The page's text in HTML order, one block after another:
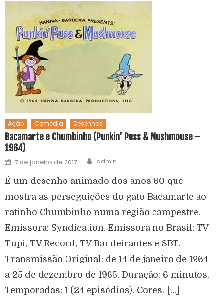
Ação Comédia Desenhos
Bacamarte e Chumbinho (Punkin’ Puss & Mushmouse –
1964)
7 de janeiro de 2017 admin
É um desenho animado dos anos 60 que
mostra as perseguições do gato Bacamarte ao
ratinho Chumbinho numa região campestre.
Emissora: Syndication. Emissora no Brasil: TV
Tupi, TV Record, TV Bandeirantes e SBT.
Transmissão Original: de 14 de janeiro de 1964
a 25 de dezembro de 1965. Duração: 6 minutos.
Temporadas: 1 (24 episódios). Cores. […]